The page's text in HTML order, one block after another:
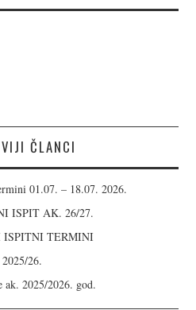
ČLANCI
01.07. – 18.07. 2026.
ISPIT AK. 26/27.
ISPITNI TERMINI
26.
ak. 2025/2026. god.